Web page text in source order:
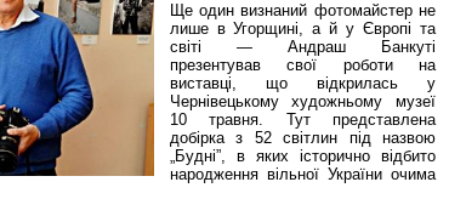
Ще один визнаний фотомайстер не
лише в Угорщині, а й у Європі та
світі — Андраш Банкуті
презентував свої роботи на
виставці, що відкрилась у
Чернівецькому художньому музеї
10 травня. Тут представлена
добірка з 52 світлин під назвою
„Будні”, в яких історично відбито
народження вільної України очима